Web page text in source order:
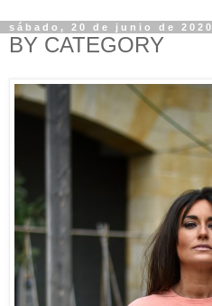
sábado, 20 de junio de 2020
BY CATEGORY